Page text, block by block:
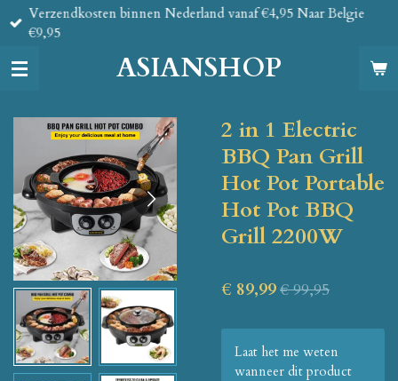
Ga
direct
de
ASIANSHOP
Verzendkosten binnen Nederland vanaf €4,95 Naar Belgie
€9,95
2 in 1 Electric
BBQ Pan Grill
Hot Pot Portable
Hot Pot BBQ
Grill 2200W
€ 89,99€ 99,95
Laat het me weten
wanneer dit product